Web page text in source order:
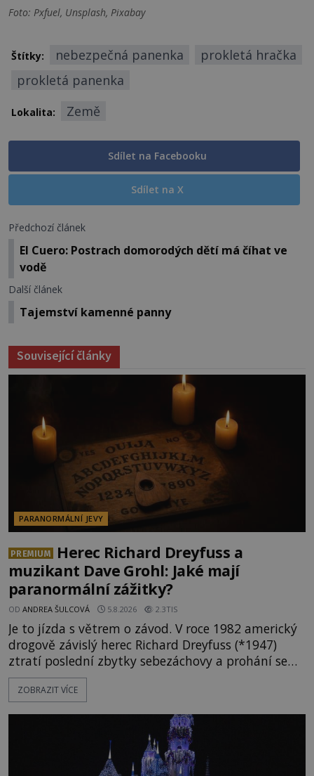
Foto: Pxfuel, Unsplash, Pixabay
Štítky: nebezpečná panenka
prokletá hračka
prokletá panenka
Lokalita: Země
Sdílet na Facebooku
Sdílet na X
Předchozí článek
El Cuero: Postrach domorodých dětí má číhat ve
vodě
Další článek
Tajemství kamenné panny
Související články
PARANORMÁLNÍ JEVY
PREMIUM
Herec Richard Dreyfuss a
muzikant Dave Grohl: Jaké mají
paranormální zážitky?
OD ANDREA ŠULCOVÁ 5.8.2026 2.3TIS
Je to jízda s větrem o závod. V roce 1982 americký
drogově závislý herec Richard Dreyfuss (*1947)
ztratí poslední zbytky sebezáchovy a prohání se
po silnicích ve svém mercedesu jako utržený ze
řetězu. Vše vyvrcholí katastrofou, když to Dreyfuss
následně nalezne schovaný kokain. Tímto
momentem se slavnému
ZOBRAZIT VÍCE